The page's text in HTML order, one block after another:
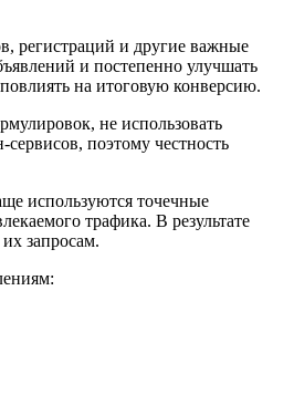
регистраций и другие важные
и постепенно улучшать
на итоговую конверсию.
не использовать
поэтому честность
используются точечные
трафика. В результате
запросам.